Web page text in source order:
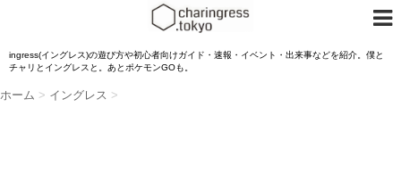
ingress(イングレス)の遊び方や初心者向けガイド・速報・イベント・出来事などを紹介。僕と
チャリとイングレスと。あとポケモンGOも。
ホーム > イングレス >